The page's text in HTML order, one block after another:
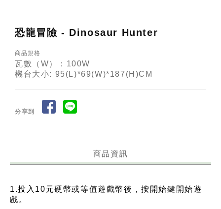
恐龍冒險 - Dinosaur Hunter
商品規格
瓦數（W）：100W
機台大小: 95(L)*69(W)*187(H)CM
分享到
商品資訊
1.投入10元硬幣或等值遊戲幣後，按開始鍵開始遊
戲。